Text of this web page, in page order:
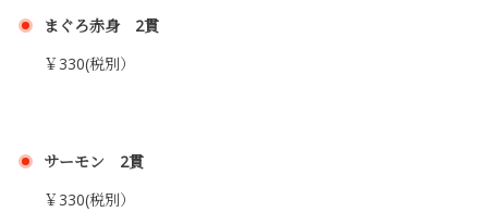
まぐろ赤身 2貫
￥330(税別）
サーモン 2貫
￥330(税別）